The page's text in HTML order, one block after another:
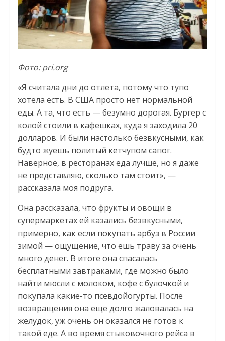
Фото: pri.org
«Я считала дни до отлета, потому что тупо
хотела есть. В США просто нет нормальной
еды. А та, что есть — безумно дорогая. Бургер с
колой стоили в кафешках, куда я заходила 20
долларов. И были настолько безвкусными, как
будто жуешь политый кетчупом сапог.
Наверное, в ресторанах еда лучше, но я даже
не представляю, сколько там стоит», —
рассказала моя подруга.
Она рассказала, что фрукты и овощи в
супермаркетах ей казались безвкусными,
примерно, как если покупать арбуз в России
зимой — ощущение, что ешь траву за очень
много денег. В итоге она спасалась
бесплатными завтраками, где можно было
найти мюсли с молоком, кофе с булочкой и
покупала какие-то псевдойогурты. После
возвращения она еще долго жаловалась на
желудок, уж очень он оказался не готов к
такой еде. А во время стыковочного рейса в